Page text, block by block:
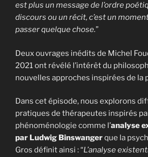
est plus un message de l’ordre
discours ou un récit, c’est un
passer quelque chose.”
Deux ouvrages inédits de Michel
2021 ont révélé l’intérêt du
nouvelles approches inspirées de la
Dans cet épisode, nous explorons
pratiques de thérapeutes inspirés
phénoménologie comme l’analyse
par Ludwig Binswangerque la
Gros définit ainsi : “L’analyse